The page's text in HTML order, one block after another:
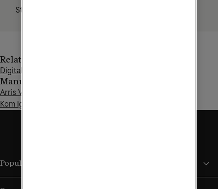
Standby
Relaterade artiklar
Digitalboxar och tv-moduler
Manualer och guider
Arris VIP4302 - Installationsguide
Kom igång med Arris VIP4302
Populära sidor